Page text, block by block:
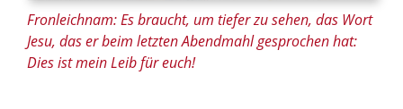
Fronleichnam: Es braucht, um tiefer zu sehen, das Wort
Jesu, das er beim letzten Abendmahl gesprochen hat:
Dies ist mein Leib für euch!